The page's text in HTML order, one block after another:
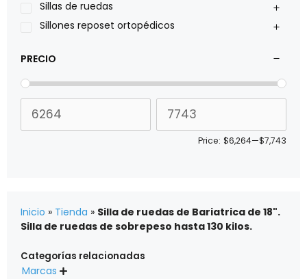
Xiehe Medical
Sillas de ruedas
Sillones reposet ortopédicos
PRECIO
Price: $6,264—$7,743
Inicio » Tienda » Silla de ruedas de Bariatrica de 18".
Silla de ruedas de sobrepeso hasta 130 kilos.
Categorías relacionadas
Marcas 